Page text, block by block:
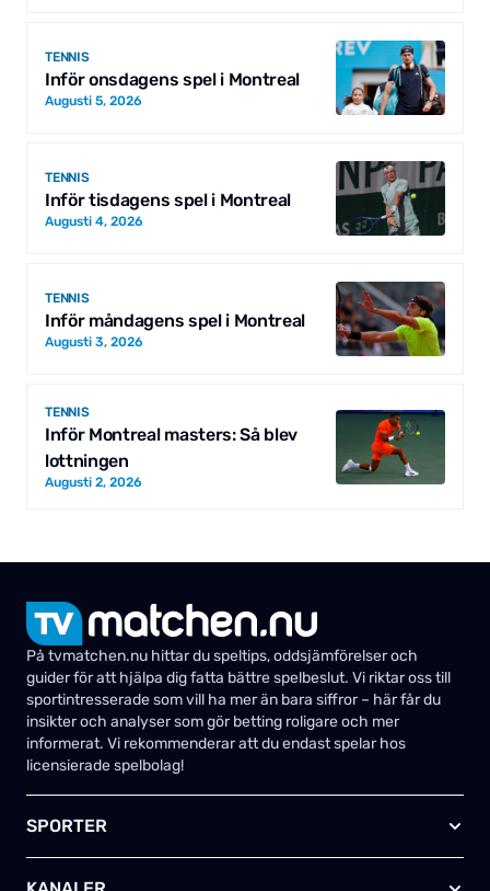
TENNIS
Inför onsdagens spel i Montreal
Augusti 5, 2026
TENNIS
Inför tisdagens spel i Montreal
Augusti 4, 2026
TENNIS
Inför måndagens spel i Montreal
Augusti 3, 2026
TENNIS
Inför Montreal masters: Så blev
lottningen
Augusti 2, 2026
På tvmatchen.nu hittar du speltips, oddsjämförelser och
guider för att hjälpa dig fatta bättre spelbeslut. Vi riktar oss till
sportintresserade som vill ha mer än bara siffror – här får du
insikter och analyser som gör betting roligare och mer
informerat. Vi rekommenderar att du endast spelar hos
licensierade spelbolag!
SPORTER